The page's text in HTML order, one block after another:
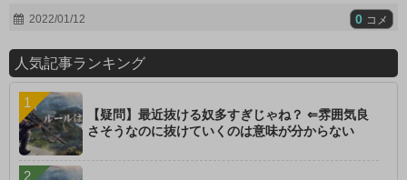
2022/01/12 0 コメ
人気記事ランキング
【疑問】最近抜ける奴多すぎじゃね？ ⇐雰囲気良
さそうなのに抜けていくのは意味が分からない